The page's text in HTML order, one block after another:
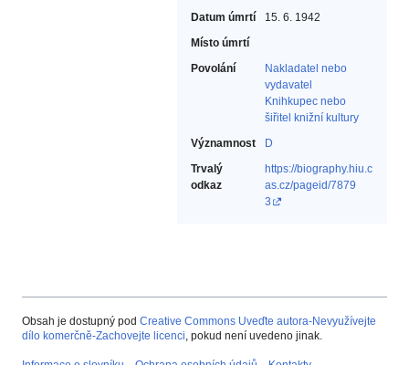
Datum úmrtí
15. 6. 1942
Místo úmrtí
Povolání
Nakladatel nebo
vydavatel‎
Knihkupec nebo
šiřitel knižní kultury‎
Významnost
D
Trvalý
odkaz
https://biography.hiu.c
as.cz/pageid/7879
3
Obsah je dostupný pod Creative Commons Uveďte autora-Nevyužívejte
dílo komerčně-Zachovejte licenci, pokud není uvedeno jinak.